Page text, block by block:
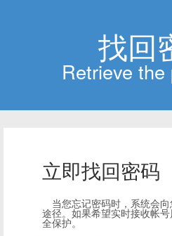
找回
立即找回密码
当您忘记密码时，系统会
途径。如果希望实时接收帐
全保护。